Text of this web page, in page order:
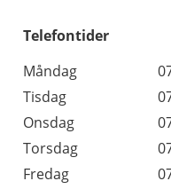
Telefontider
Måndag
Tisdag
Onsdag
Torsdag
Fredag